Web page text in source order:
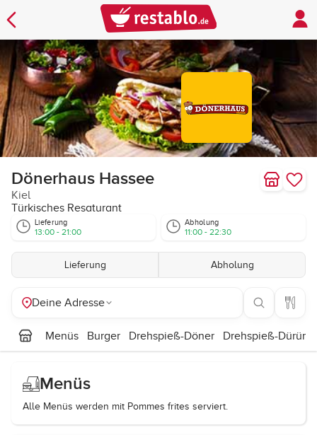
Dönerhaus Hassee
Kiel
Türkisches Resaturant
Lieferung
13:00 - 21:00
Abholung
11:00 - 22:30
Lieferung Abholung
Deine Adresse
Menüs Burger Drehspieß-Döner Drehspieß-Dürüm
Menüs
Alle Menüs werden mit Pommes frites serviert.